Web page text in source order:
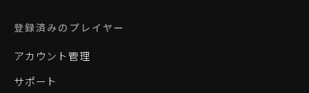
登録済みのプレイヤー
アカウント管理
サポート